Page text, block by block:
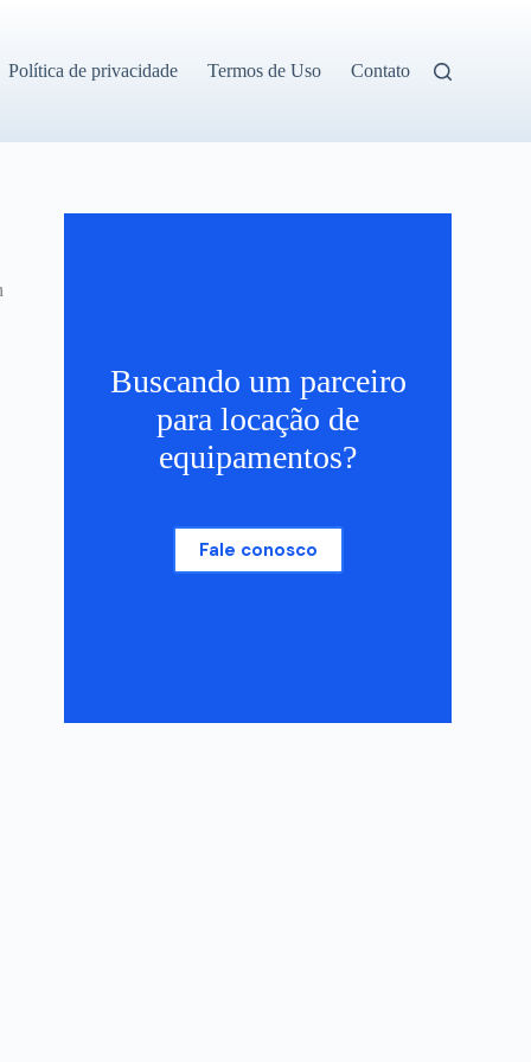
Política de privacidade Termos de Uso Contato
Buscando um parceiro
para locação de
equipamentos?
Fale conosco